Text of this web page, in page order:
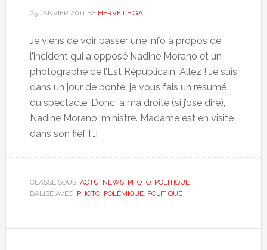
25 JANVIER 2011 BY HERVÉ LE GALL
Je viens de voir passer une info à propos de
l’incident qui a opposé Nadine Morano et un
photographe de l’Est Républicain. Allez ! Je suis
dans un jour de bonté, je vous fais un résumé
du spectacle. Donc, à ma droite (si j’ose dire),
Nadine Morano, ministre. Madame est en visite
dans son fief […]
CLASSÉ SOUS :ACTU NEWS, PHOTO, POLITIQUE
BALISÉ AVEC :PHOTO, POLÉMIQUE, POLITIQUE